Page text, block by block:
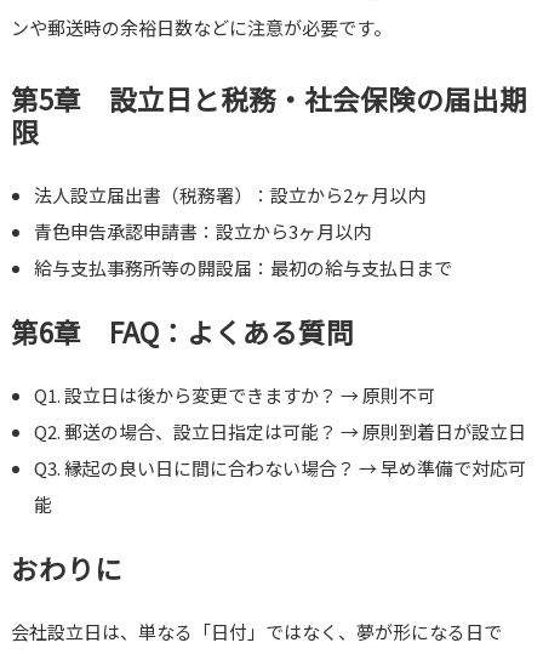
ンや郵送時の余裕日数などに注意が必要です。
第5章 設立日と税務・社会保険の届出期
限
法人設立届出書（税務署）：設立から2ヶ月以内
青色申告承認申請書：設立から3ヶ月以内
給与支払事務所等の開設届：最初の給与支払日まで
第6章 FAQ：よくある質問
Q1. 設立日は後から変更できますか？ → 原則不可
Q2. 郵送の場合、設立日指定は可能？ → 原則到着日が設立日
Q3. 縁起の良い日に間に合わない場合？ → 早め準備で対応可
能
おわりに
会社設立日は、単なる「日付」ではなく、夢が形になる日で